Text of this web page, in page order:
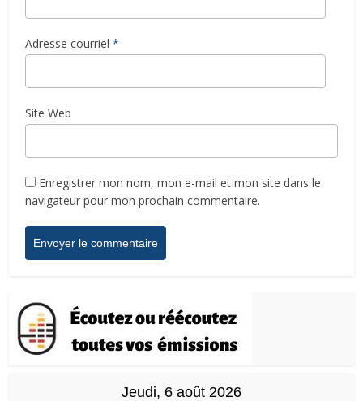
Adresse courriel *
Site Web
Enregistrer mon nom, mon e-mail et mon site dans le
navigateur pour mon prochain commentaire.
Jeudi, 6 août 2026